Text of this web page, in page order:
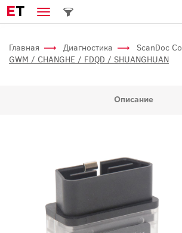
ET
Главная Диагностика ScanDoc
GWM / CHANGHE / FDQD / SHUANGHUAN
Описание